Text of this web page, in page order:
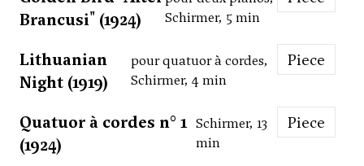
Brancusi" (1924)
Schirmer, 5 min
Lithuanian
Night (1919)
pour quatuor à cordes,
Schirmer, 4 min
Piece
Quatuor à cordes n° 1
(1924)
Schirmer, 13
min
Piece